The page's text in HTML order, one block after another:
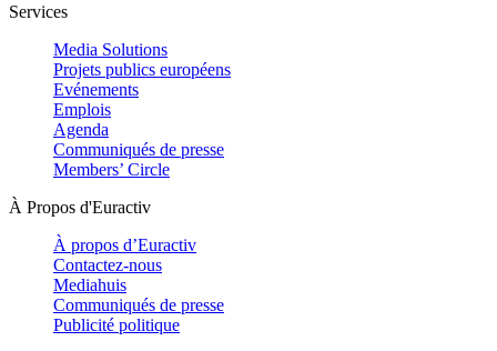
Services
Media Solutions
Projets publics européens
Evénements
Emplois
Agenda
Communiqués de presse
Members’ Circle
À Propos d'Euractiv
À propos d’Euractiv
Contactez-nous
Mediahuis
Communiqués de presse
Publicité politique